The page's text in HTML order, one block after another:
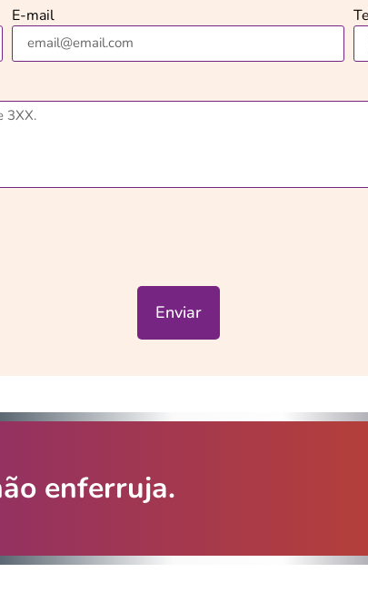
E-mail
Enviar
enferruja.